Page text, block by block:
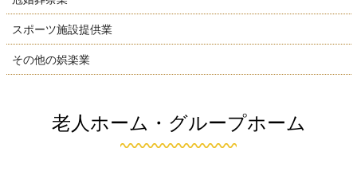
スポーツ施設提供業
その他の娯楽業
老人ホーム・グループホーム